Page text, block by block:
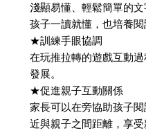
淺顯易懂、輕鬆簡單的
孩子一讀就懂，也培養閱
★訓練手眼協調
在玩推拉轉的遊戲互動
發展。
★促進親子互動關係
家長可以在旁協助孩子
近與親子之間距離，享受